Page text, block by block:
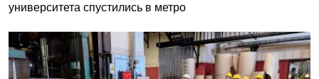
университета спустились в метро